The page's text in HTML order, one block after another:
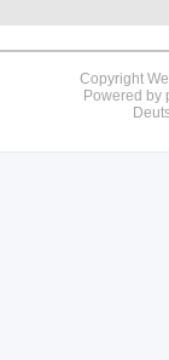
Copyright
Powered by